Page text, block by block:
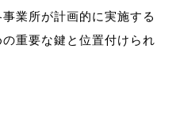
業所が計画的に実施する
重要な鍵と位置付けられ